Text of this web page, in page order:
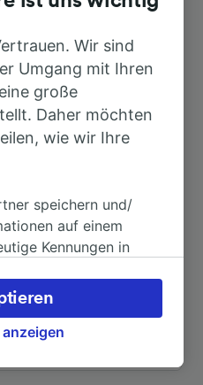
41min
9min
54min
sehen
Wir sind
Umgang mit Ihren
große
Daher möchten
wie wir Ihre
speichern und/
auf einem
Kennungen in
Ihre Präferenzen
einschließlich
bei berechtigtem